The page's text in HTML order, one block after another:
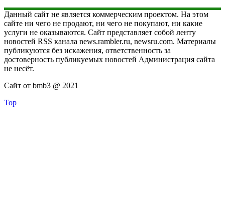
Данный сайт не является коммерческим проектом. На этом
сайте ни чего не продают, ни чего не покупают, ни какие
услуги не оказываются. Сайт представляет собой ленту
новостей RSS канала news.rambler.ru, newsru.com. Материалы
публикуются без искажения, ответственность за
достоверность публикуемых новостей Администрация сайта
не несёт.
Сайт от bmb3 @ 2021
Top